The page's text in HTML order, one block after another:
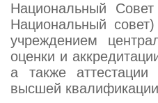
Национальный
Национальный
учреждением
оценки и
а также аттестации
высшей